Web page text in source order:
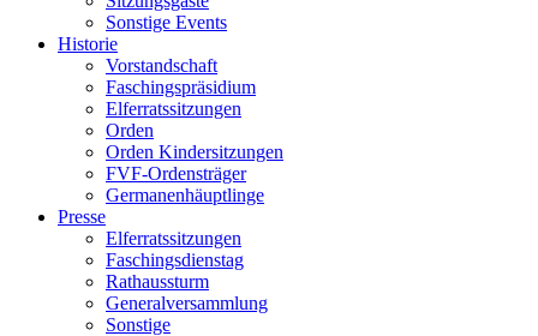
Sonstige Events
Historie
Vorstandschaft
Faschingspräsidium
Elferratssitzungen
Orden
Orden Kindersitzungen
FVF-Ordensträger
Germanenhäuptlinge
Presse
Elferratssitzungen
Faschingsdienstag
Rathaussturm
Generalversammlung
Sonstige